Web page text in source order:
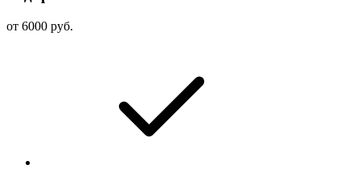
от 6000 руб.